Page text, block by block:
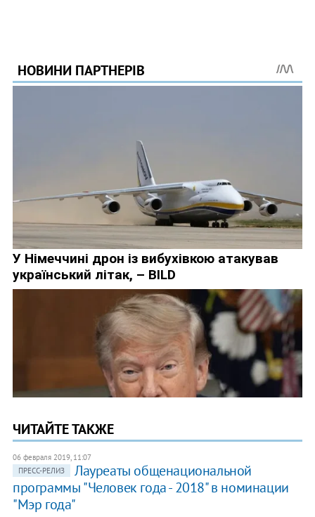
ЧИТАЙТЕ ТАКЖЕ
06 февраля 2019, 11:07
ПРЕСС-РЕЛИЗ
Лауреаты общенациональной
программы "Человек года - 2018" в номинации
"Мэр года"